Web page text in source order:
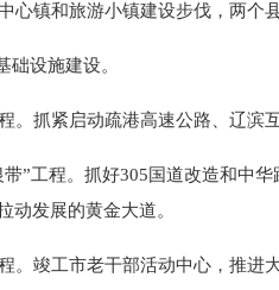
镇和旅游小镇建设步伐，两个
设施建设。
抓紧启动疏港高速公路、辽滨互
工程。抓好305国道改造和中华
动发展的黄金大道。
竣工市老干部活动中心，推进大